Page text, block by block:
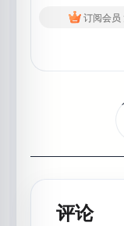
订阅会员
评论